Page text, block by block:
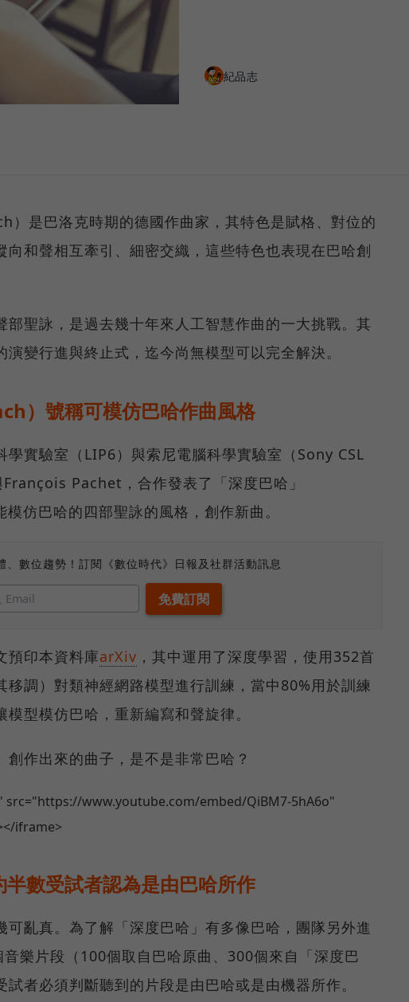
紀品志
是巴洛克時期的德國作曲家，其特色是賦格、對位的
和聲相互牽引、細密交織，這些特色也表現在巴哈創
聖詠，是過去幾十年來人工智慧作曲的一大挑戰。其
變行進與終止式，迄今尚無模型可以完全解決。
）號稱可模仿巴哈作曲風格
實驗室（LIP6）與索尼電腦科學實驗室（Sony CSL
Pachet，合作發表了「深度巴哈」
仿巴哈的四部聖詠的風格，創作新曲。
、數位趨勢！訂閱《數位時代》日報及社群活動訊息
預印本資料庫arXiv ，其中運用了深度學習，使用352首
移調）對類神經網路模型進行訓練，當中80%用於訓練
型模仿巴哈，重新編寫和聲旋律。
作出來的曲子，是不是非常巴哈？
www.youtube.com/embed/QiBM7-5hA6o"
iframe>
半數受試者認為是由巴哈所作
可亂真。為了解「深度巴哈」有多像巴哈，團隊另外進
樂片段（100個取自巴哈原曲、300個來自「深度巴
者必須判斷聽到的片段是由巴哈或是由機器所作。